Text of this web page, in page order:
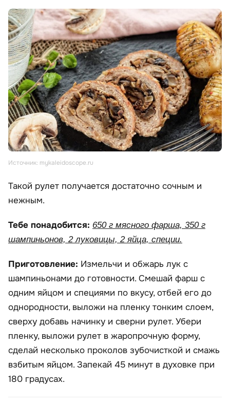
Источник: mykaleidoscope.ru
Такой рулет получается достаточно сочным и
нежным.
Тебе понадобится: 650 г мясного фарша, 350 г
шампиньонов, 2 луковицы, 2 яйца, специи.
Приготовление: Измельчи и обжарь лук с
шампиньонами до готовности. Смешай фарш с
одним яйцом и специями по вкусу, отбей его до
однородности, выложи на пленку тонким слоем,
сверху добавь начинку и сверни рулет. Убери
пленку, выложи рулет в жаропрочную форму,
сделай несколько проколов зубочисткой и смажь
взбитым яйцом. Запекай 45 минут в духовке при
180 градусах.